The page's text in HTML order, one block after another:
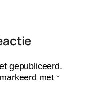
gepubliceerd.
met *